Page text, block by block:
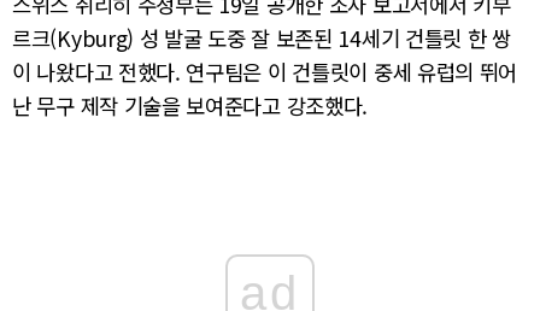
르크(Kyburg) 성 발굴 도중 잘 보존된 14세기 건틀릿 한 쌍
이 나왔다고 전했다. 연구팀은 이 건틀릿이 중세 유럽의 뛰어
난 무구 제작 기술을 보여준다고 강조했다.
ad